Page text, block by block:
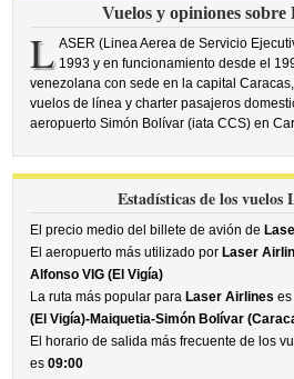
Vuelos y opiniones
L ASER (Linea Aerea de Servicio
1993 y en funcionamiento desde el
venezolana con sede en la capital
vuelos de línea y charter pasajeros
aeropuerto Simón Bolívar (iata CCS) en
Estadísticas de los vuelos
El precio medio del billete de avión de
El aeropuerto más utilizado por Laser
Alfonso VIG (El Vigía)
La ruta más popular para Laser Airlines
(El Vigía)-Maiquetia-Simón Bolívar
El horario de salida más frecuente de los
es09:00